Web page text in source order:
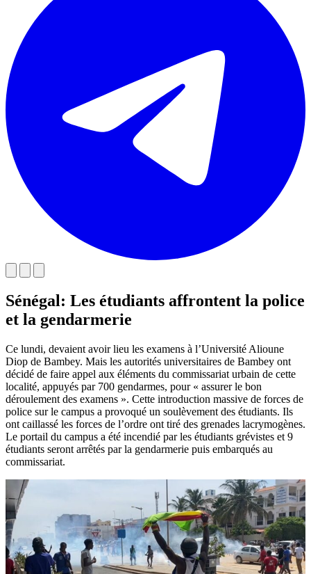
Sénégal: Les étudiants affrontent la police
et la gendarmerie
Ce lundi, devaient avoir lieu les examens à l’Université Alioune
Diop de Bambey. Mais les autorités universitaires de Bambey ont
décidé de faire appel aux éléments du commissariat urbain de cette
localité, appuyés par 700 gendarmes, pour « assurer le bon
déroulement des examens ». Cette introduction massive de forces de
police sur le campus a provoqué un soulèvement des étudiants. Ils
ont caillassé les forces de l’ordre ont tiré des grenades lacrymogènes.
Le portail du campus a été incendié par les étudiants grévistes et 9
étudiants seront arrêtés par la gendarmerie puis embarqués au
commissariat.